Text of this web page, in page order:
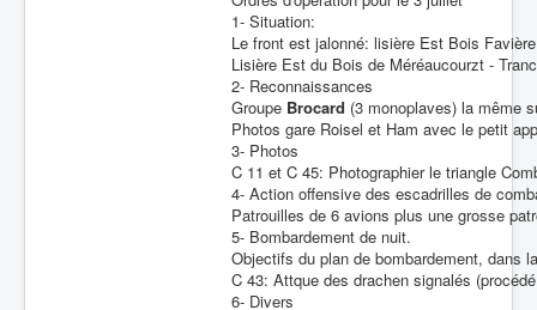
1- Situation:
Le front est jalonné: lisière Est Bois
Lisière Est du Bois de Méréaucourzt -
2- Reconnaissances
Groupe Brocard (3 monoplaves) la même
Photos gare Roisel et Ham avec le petit
3- Photos
C 11 et C 45: Photographier le triangle
4- Action offensive des escadrilles de
Patrouilles de 6 avions plus une grosse
5- Bombardement de nuit.
Objectifs du plan de bombardement, dans
C 43: Attque des drachen signalés
6- Divers